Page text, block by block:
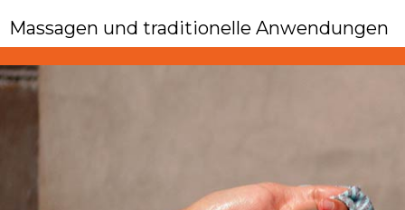
sind
hier
Massagen und traditionelle Anwendungen